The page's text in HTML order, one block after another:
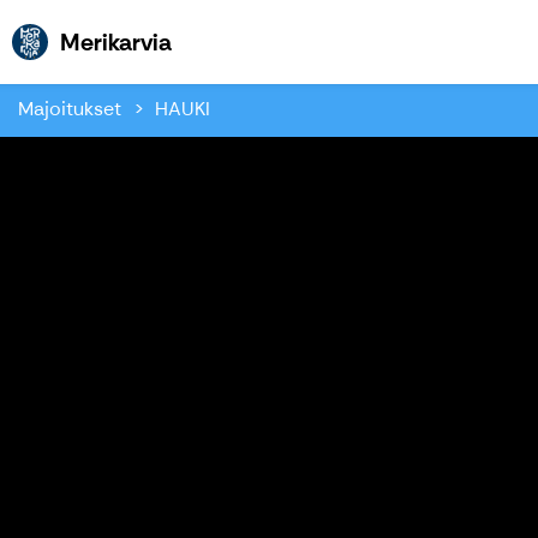
MerikarviaMerikarvia
Majoitukset HAUKI